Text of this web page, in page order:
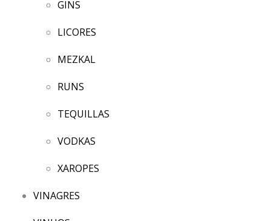
GINS
LICORES
MEZKAL
RUNS
TEQUILLAS
VODKAS
XAROPES
VINAGRES